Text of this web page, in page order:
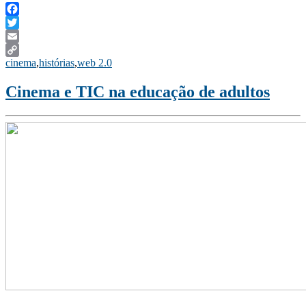
Facebook
Twitter
Email
Copy
cinema,histórias,web 2.0
Cinema e TIC na educação de adultos